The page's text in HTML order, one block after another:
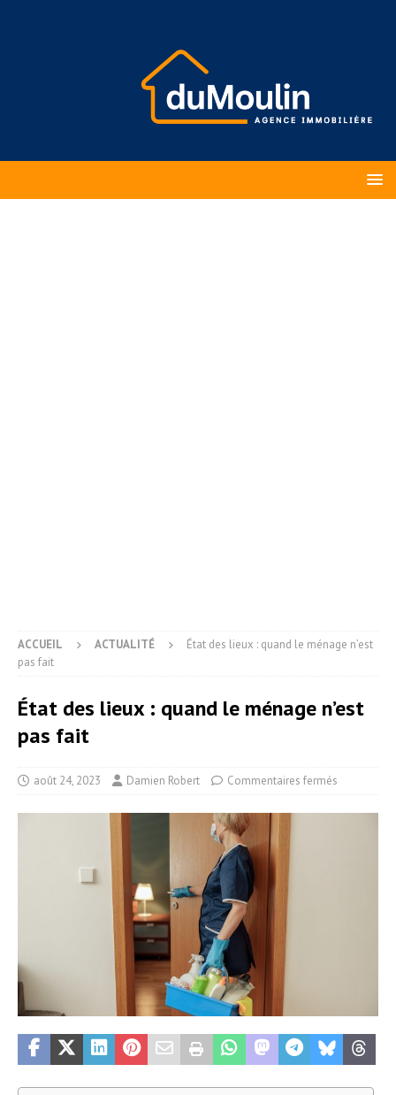
ACCUEIL ACTUALITÉ
État des lieux : quand le ménage n’est
pas fait
État des lieux : quand le ménage n’est
pas fait
août 24, 2023 Damien Robert Commentaires fermés